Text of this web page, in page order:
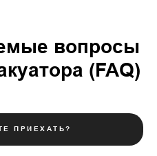
вопросы
(FAQ)
ПРИЕХАТЬ?